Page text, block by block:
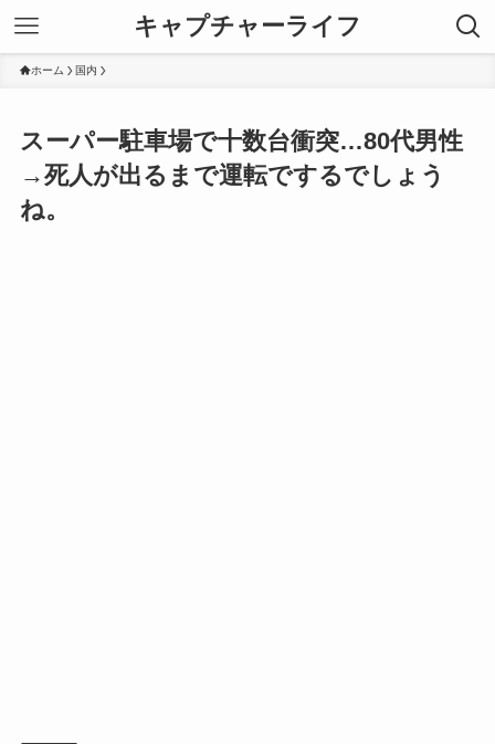
キャプチャーライフ
ホーム 国内
スーパー駐車場で十数台衝突…80代男性
→死人が出るまで運転でするでしょう
ね。